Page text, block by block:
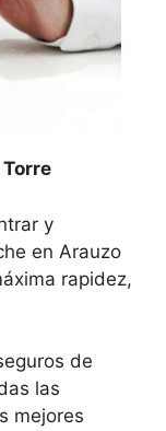
y
en Arauzo
rapidez,
de
las
mejores